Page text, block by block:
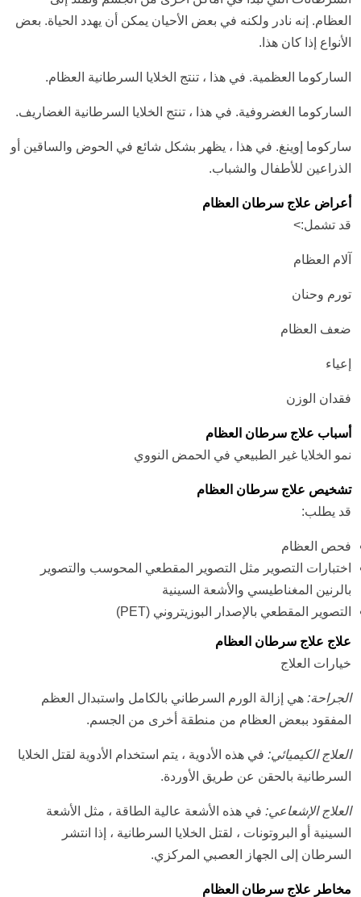
العظام. إنه نادر ولكنه في بعض الأحيان يمكن أن يهدد الحياة. بعض
الأنواع إذا كان هذا.
الساركوما العظمية. في هذا ، تنتج الخلايا السرطانية العظام.
الساركوما الغضروفية. في هذا ، تنتج الخلايا السرطانية الغضاريف.
ساركوما إوينغ. في هذا ، يظهر بشكل شائع في الحوض والساقين أو
الذراعين للأطفال والشباب.
أعراض علاج سرطان العظام
قد تشمل:>
آلام العظام
تورم وحنان
ضعف العظام
إعياء
فقدان الوزن
أسباب علاج سرطان العظام
نمو الخلايا غير الطبيعي في الحمض النووي
تشخيص علاج سرطان العظام
قد يطلب:
فحص العظام
اختبارات التصوير مثل التصوير المقطعي المحوسب والتصوير
بالرنين المغناطيسي والأشعة السينية
التصوير المقطعي بالإصدار البوزيتروني (PET)
علاج علاج سرطان العظام
خيارات العلاج
الجراحة: هي إزالة الورم السرطاني بالكامل واستبدال العظم
المفقود ببعض العظام من منطقة أخرى من الجسم.
العلاج الكيميائي: في هذه الأدوية ، يتم استخدام الأدوية لقتل الخلايا
السرطانية بالحقن عن طريق الأوردة.
العلاج الإشعاعي: في هذه الأشعة عالية الطاقة ، مثل الأشعة
السينية أو البروتونات ، لقتل الخلايا السرطانية ، إذا انتشر
السرطان إلى الجهاز العصبي المركزي.
مخاطر علاج سرطان العظام